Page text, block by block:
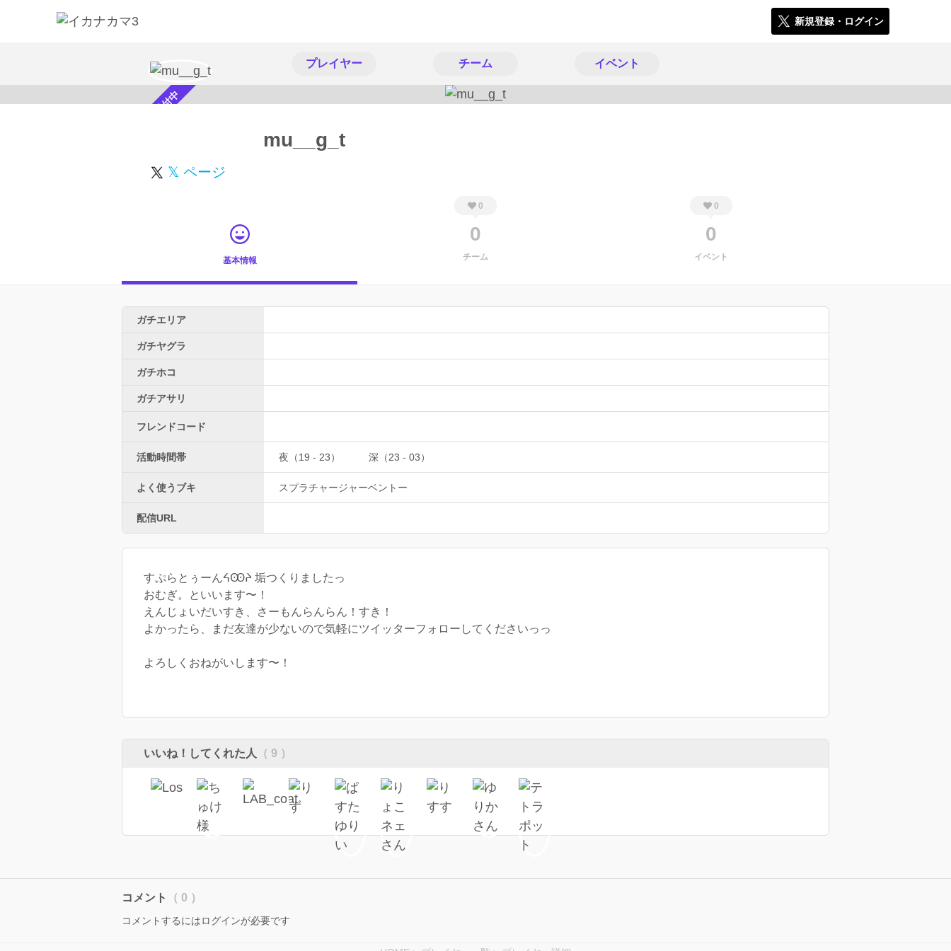
新規登録・ログイン
プレイヤー チーム イベント
スカウト受付中 mu__g_t
𝕏 ページ
基本情報
0
0
チーム
0
0
イベント
ガチエリア
ガチヤグラ
ガチホコ
ガチアサリ
フレンドコード
活動時間帯 夜（19 - 23） 深（23 - 03）
よく使うブキ スプラチャージャーベントー
配信URL
すぷらとぅーんᔦꙬᔨ 垢つくりましたっ
おむぎ。といいます〜！
えんじょいだいすき、さーもんらんらん！すき！
よかったら、まだ友達が少ないので気軽にツイッターフォローしてくださいっっ
よろしくおねがいします〜！
いいね！してくれた人 （ 9 ）
コメント （ 0 ）
コメントするにはログインが必要です